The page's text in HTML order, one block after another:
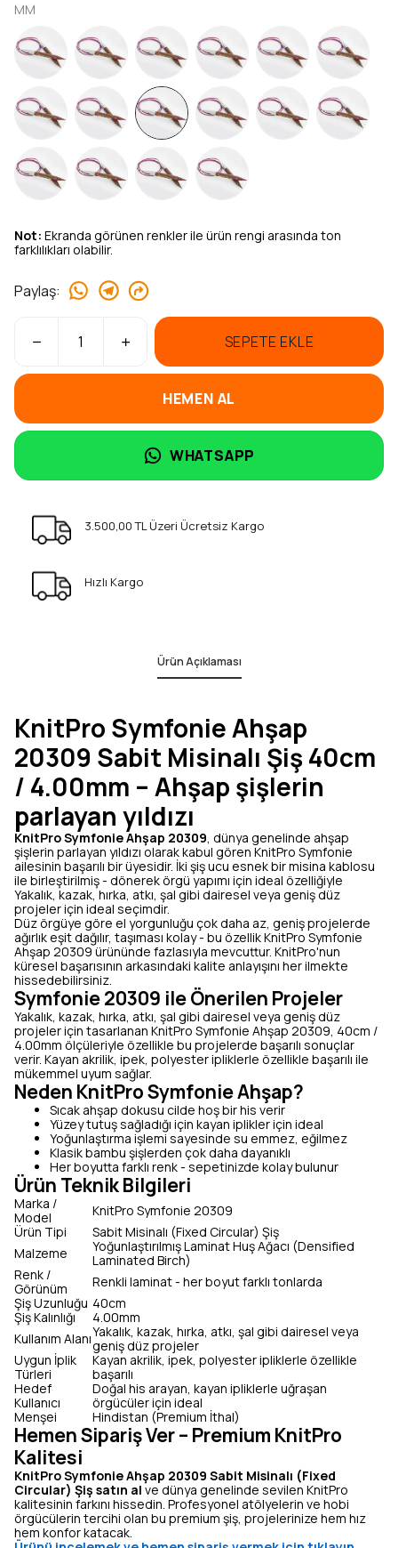
MM
Not: Ekranda görünen renkler ile ürün rengi arasında ton
farklılıkları olabilir.
Paylaş:
SEPETE EKLE
HEMEN AL
WHATSAPP
3.500,00 TL Üzeri Ücretsiz Kargo
Hızlı Kargo
Ürün Açıklaması
KnitPro Symfonie Ahşap
20309 Sabit Misinalı Şiş 40cm
/ 4.00mm – Ahşap şişlerin
parlayan yıldızı
KnitPro Symfonie Ahşap 20309, dünya genelinde ahşap
şişlerin parlayan yıldızı olarak kabul gören KnitPro Symfonie
ailesinin başarılı bir üyesidir. İki şiş ucu esnek bir misina kablosu
ile birleştirilmiş - dönerek örgü yapımı için ideal özelliğiyle
Yakalık, kazak, hırka, atkı, şal gibi dairesel veya geniş düz
projeler için ideal seçimdir.
Düz örgüye göre el yorgunluğu çok daha az, geniş projelerde
ağırlık eşit dağılır, taşıması kolay - bu özellik KnitPro Symfonie
Ahşap 20309 ürününde fazlasıyla mevcuttur. KnitPro'nun
küresel başarısının arkasındaki kalite anlayışını her ilmekte
hissedebilirsiniz.
Symfonie 20309 ile Önerilen Projeler
Yakalık, kazak, hırka, atkı, şal gibi dairesel veya geniş düz
projeler için tasarlanan KnitPro Symfonie Ahşap 20309, 40cm /
4.00mm ölçüleriyle özellikle bu projelerde başarılı sonuçlar
verir. Kayan akrilik, ipek, polyester ipliklerle özellikle başarılı ile
mükemmel uyum sağlar.
Neden KnitPro Symfonie Ahşap?
Sıcak ahşap dokusu cilde hoş bir his verir
Yüzey tutuş sağladığı için kayan iplikler için ideal
Yoğunlaştırma işlemi sayesinde su emmez, eğilmez
Klasik bambu şişlerden çok daha dayanıklı
Her boyutta farklı renk - sepetinizde kolay bulunur
Ürün Teknik Bilgileri
Marka /
Model
KnitPro Symfonie 20309
Ürün Tipi
Sabit Misinalı (Fixed Circular) Şiş
Malzeme
Yoğunlaştırılmış Laminat Huş Ağacı (Densified
Laminated Birch)
Renk /
Görünüm
Renkli laminat - her boyut farklı tonlarda
Şiş Uzunluğu 40cm
Şiş Kalınlığı
4.00mm
Kullanım AlanıYakalık, kazak, hırka, atkı, şal gibi dairesel veya
geniş düz projeler
Uygun İplik
Türleri
Kayan akrilik, ipek, polyester ipliklerle özellikle
başarılı
Hedef
Kullanıcı
Doğal his arayan, kayan ipliklerle uğraşan
örgücüler için ideal
Menşei
Hindistan (Premium İthal)
Hemen Sipariş Ver – Premium KnitPro
Kalitesi
KnitPro Symfonie Ahşap 20309 Sabit Misinalı (Fixed
Circular) Şiş satın al ve dünya genelinde sevilen KnitPro
kalitesinin farkını hissedin. Profesyonel atölyelerin ve hobi
örgücülerin tercihi olan bu premium şiş, projelerinize hem hız
hem konfor katacak.